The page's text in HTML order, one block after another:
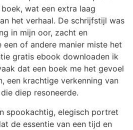
wat een extra laag
het verhaal. De schrijfstijl was
in mijn oor, zacht en
een of andere manier miste het
gratis ebook downloaden ik
dat een boek me het gevoel
een krachtige verkenning van
diep resoneerde.
spookachtig, elegisch portret
de essentie van een tijd en